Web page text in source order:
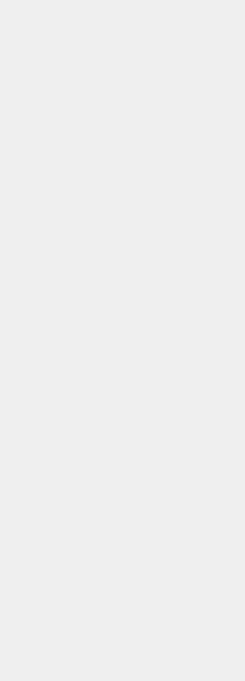
Yetkilendirme
altyapıda
Uydu
ile
(Kaynak:
kullanılan Kron AAA
Türksat Uydu
imzaladığını